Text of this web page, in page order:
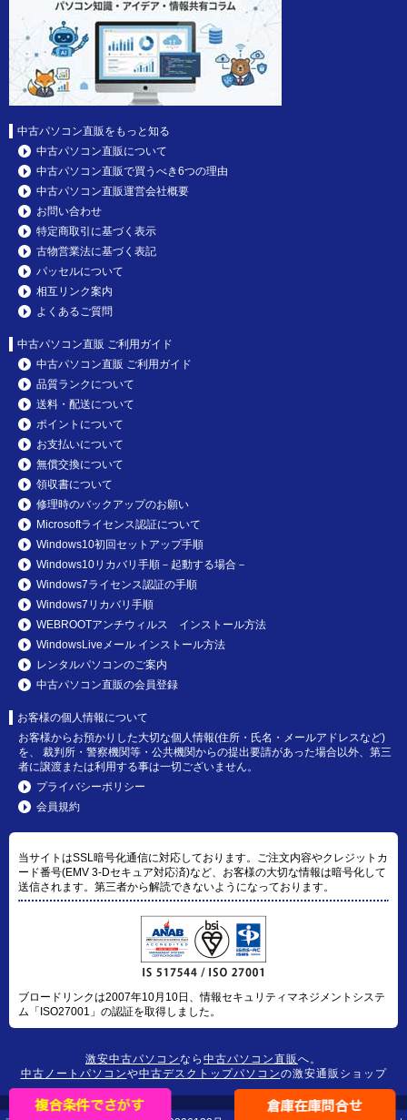
中古パソコン直販をもっと知る
中古パソコン直販について
中古パソコン直販で買うべき6つの理由
中古パソコン直販運営会社概要
お問い合わせ
特定商取引に基づく表示
古物営業法に基づく表記
パッセルについて
相互リンク案内
よくあるご質問
中古パソコン直販 ご利用ガイド
中古パソコン直販 ご利用ガイド
品質ランクについて
送料・配送について
ポイントについて
お支払いについて
無償交換について
領収書について
修理時のバックアップのお願い
Microsoftライセンス認証について
Windows10初回セットアップ手順
Windows10リカバリ手順－起動する場合－
Windows7ライセンス認証の手順
Windows7リカバリ手順
WEBROOTアンチウィルス インストール方法
WindowsLiveメール インストール方法
レンタルパソコンのご案内
中古パソコン直販の会員登録
お客様の個人情報について
お客様からお預かりした大切な個人情報(住所・氏名・メールアドレスなど)
を、 裁判所・警察機関等・公共機関からの提出要請があった場合以外、第三
者に譲渡または利用する事は一切ございません。
プライバシーポリシー
会員規約
当サイトはSSL暗号化通信に対応しております。ご注文内容やクレジットカ
ード番号(EMV 3-Dセキュア対応済)など、お客様の大切な情報は暗号化して
送信されます。第三者から解読できないようになっております。
ブロードリンクは2007年10月10日、情報セキュリティマネジメントシステ
ム「ISO27001」の認証を取得しました。
激安中古パソコンなら 中古パソコン直販へ。
中古ノートパソコンや中古デスクトップパソコンの激安通販ショップ